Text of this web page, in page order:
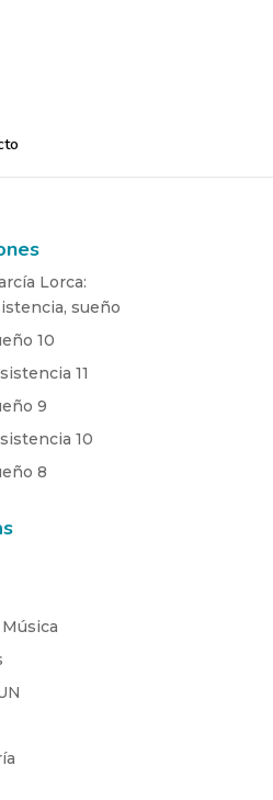
Lorca:
sueño
10
11
9
10
8